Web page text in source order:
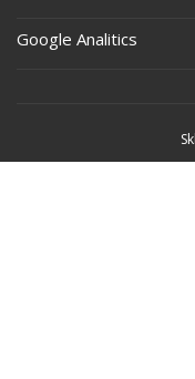
Google Analitics